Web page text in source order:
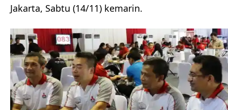
Jakarta, Sabtu (14/11) kemarin.